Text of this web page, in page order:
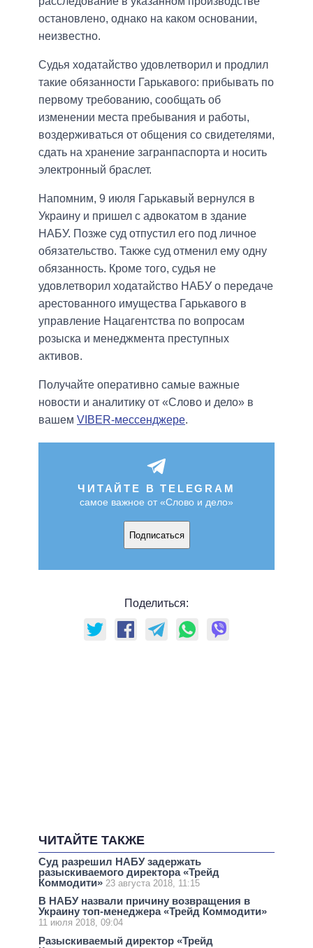
остановлено, однако на каком основании,
неизвестно.
Судья ходатайство удовлетворил и продлил
такие обязанности Гарькавого: прибывать по
первому требованию, сообщать об
изменении места пребывания и работы,
воздерживаться от общения со свидетелями,
сдать на хранение загранпаспорта и носить
электронный браслет.
Напомним, 9 июля Гарькавый вернулся в
Украину и пришел с адвокатом в здание
НАБУ. Позже суд отпустил его под личное
обязательство. Также суд отменил ему одну
обязанность. Кроме того, судья не
удовлетворил ходатайство НАБУ о передаче
арестованного имущества Гарькавого в
управление Нацагентства по вопросам
розыска и менеджмента преступных
активов.
Получайте оперативно самые важные
новости и аналитику от «Слово и дело» в
вашем VIBER-мессенджере.
ЧИТАЙТЕ В TELEGRAM
самое важное от «Слово и дело»
Подписаться
Поделиться:
ЧИТАЙТЕ ТАКЖЕ
Суд разрешил НАБУ задержать
разыскиваемого директора «Трейд
Коммодити» 23 августа 2018, 11:15
В НАБУ назвали причину возвращения в
Украину топ-менеджера «Трейд Коммодити»
11 июля 2018, 09:04
Разыскиваемый директор «Трейд